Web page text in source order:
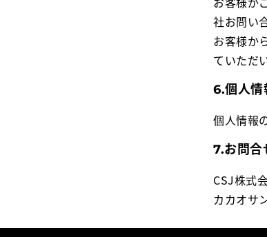
社お問い
お客様か
ていただ
6.個人情
個人情報
7.お問合
CSJ株式
カカオサ